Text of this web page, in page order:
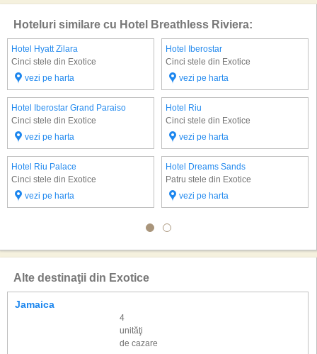
Hoteluri similare cu Hotel Breathless Riviera:
Hotel Hyatt Zilara
Cinci stele din Exotice
vezi pe harta
Hotel Iberostar
Cinci stele din Exotice
vezi pe harta
Hotel Iberostar Grand Paraiso
Cinci stele din Exotice
vezi pe harta
Hotel Riu
Cinci stele din Exotice
vezi pe harta
Hotel Riu Palace
Cinci stele din Exotice
vezi pe harta
Hotel Dreams Sands
Patru stele din Exotice
vezi pe harta
Alte destinaţii din Exotice
Jamaica
4
unităţi
de cazare